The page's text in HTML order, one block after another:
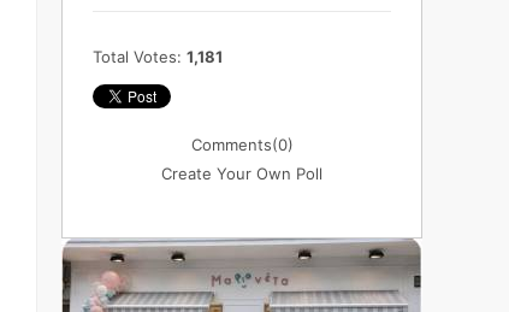
Total Votes: 1,181
Comments(0)
Create Your Own Poll